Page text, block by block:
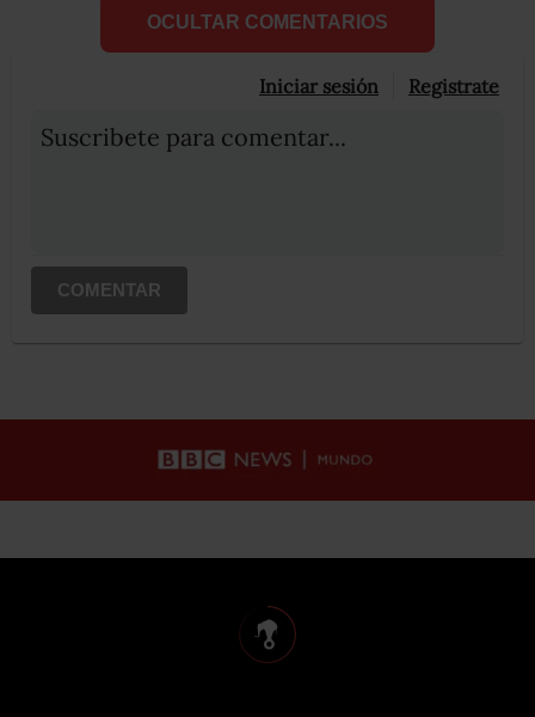
OCULTAR COMENTARIOS
Iniciar sesión Registrate
Suscribete para comentar...
COMENTAR